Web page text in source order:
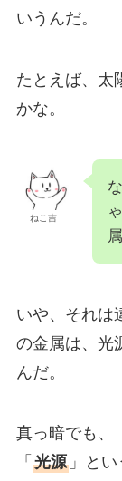
いうんだ。
たとえば、太
かな。
ねこ吉
いや、それは
の金属は、光
んだ。
真っ暗でも、
「 光源」とい